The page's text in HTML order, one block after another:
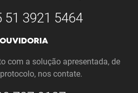
51 3921 5464
OUVIDORIA
com a solução apresentada, de
nos contate.